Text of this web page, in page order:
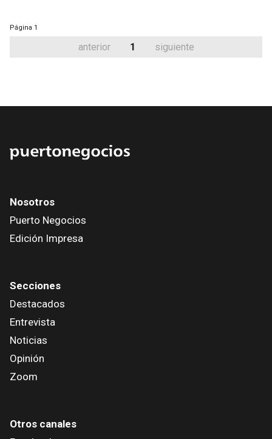
Página 1
anterior 1 siguiente
Nosotros
Puerto Negocios
Edición Impresa
Secciones
Destacados
Entrevista
Noticias
Opinión
Zoom
Otros canales